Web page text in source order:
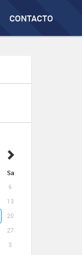
CONTACTO
Sa
6
13
20
27
3